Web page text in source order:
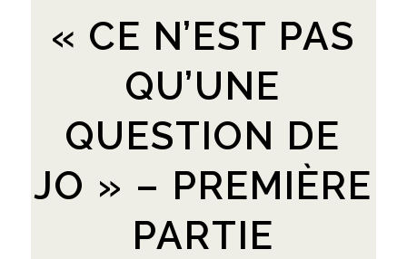
« CE N’EST PAS
QU’UNE
QUESTION DE
JO » – PREMIÈRE
PARTIE